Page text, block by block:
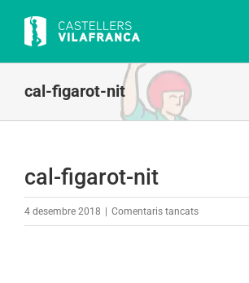
content
cal-figarot-nit
cal-figarot-nit
4 desembre 2018 Comentaris tancatsa